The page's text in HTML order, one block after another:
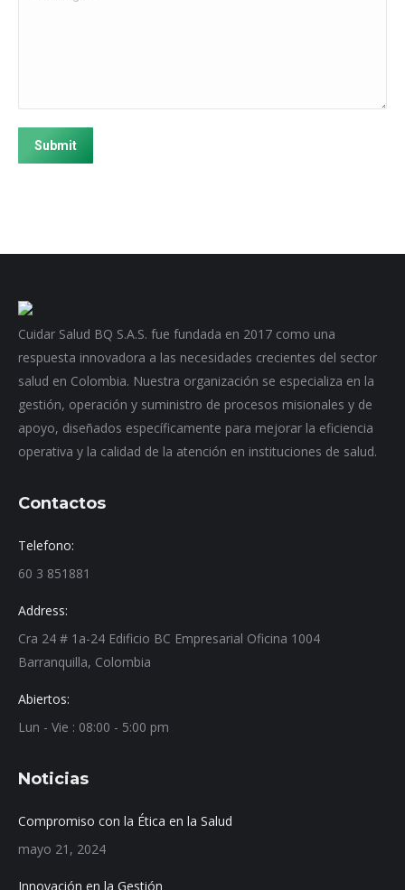
Submit
Cuidar Salud BQ S.A.S. fue fundada en 2017 como una
respuesta innovadora a las necesidades crecientes del sector
salud en Colombia. Nuestra organización se especializa en la
gestión, operación y suministro de procesos misionales y de
apoyo, diseñados específicamente para mejorar la eficiencia
operativa y la calidad de la atención en instituciones de salud.
Contactos
Telefono:
60 3 851881
Address:
Cra 24 # 1a-24 Edificio BC Empresarial Oficina 1004
Barranquilla, Colombia
Abiertos:
Lun - Vie : 08:00 - 5:00 pm
Noticias
Compromiso con la Ética en la Salud
mayo 21, 2024
Innovación en la Gestión